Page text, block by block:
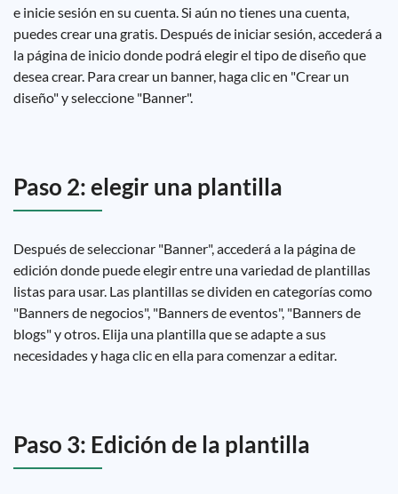
e inicie sesión en su cuenta. Si aún no tienes una cuenta,
puedes crear una gratis. Después de iniciar sesión, accederá a
la página de inicio donde podrá elegir el tipo de diseño que
desea crear. Para crear un banner, haga clic en "Crear un
diseño" y seleccione "Banner".
Paso 2: elegir una plantilla
Después de seleccionar "Banner", accederá a la página de
edición donde puede elegir entre una variedad de plantillas
listas para usar. Las plantillas se dividen en categorías como
"Banners de negocios", "Banners de eventos", "Banners de
blogs" y otros. Elija una plantilla que se adapte a sus
necesidades y haga clic en ella para comenzar a editar.
Paso 3: Edición de la plantilla